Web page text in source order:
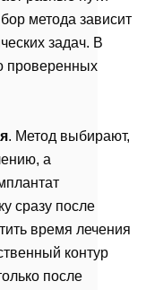
метода зависит
задач. В
проверенных
. Метод выбирают,
а
сразу после
время лечения
контур
после